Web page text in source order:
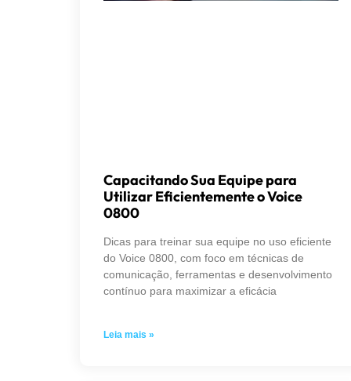
Capacitando Sua Equipe para
Utilizar Eficientemente o Voice
0800
Dicas para treinar sua equipe no uso eficiente
do Voice 0800, com foco em técnicas de
comunicação, ferramentas e desenvolvimento
contínuo para maximizar a eficácia
Leia mais »